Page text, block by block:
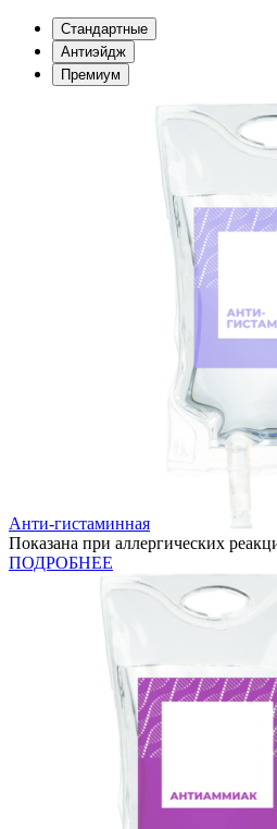
Стандартные
Антиэйдж
Премиум
Анти-гистаминная
Показана при аллергических
ПОДРОБНЕЕ